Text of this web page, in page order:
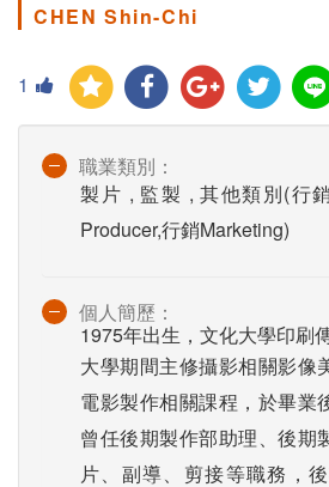
CHEN Shin-Chi
1
職業類別：
製片 , 監製 , 其他類別(行
Producer,行銷Marketing)
個人簡歷：
1975年出生，文化大學印刷
大學期間主修攝影相關影像
電影製作相關課程，於畢業
曾任後期製作部助理、後期
片、副導、剪接等職務，